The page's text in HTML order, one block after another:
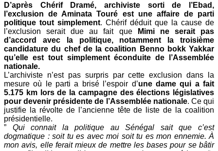
D’après Chérif Dramé, archiviste sorti de l’Ebad,
l’exclusion de Aminata Touré est une affaire de parti
politique tout simplement. Chérif déduit que la cause de
l’exclusion serait due au fait que
Mimi ne serait pas
d’accord avec la politique, notamment la troisième
candidature du chef de la coalition Benno bokk Yakkar
qu’elle est tout simplement éconduite de l’Assemblée
nationale.
L’archiviste n’est pas surpris par cette exclusion dans la
mesure où le parti a brisé l’espoir d’une dame qui a fait
5.175 km lors de la campagne des élections législatives
pour devenir présidente de l’Assemblée nationale. Ce qui
justifie la révolte de l’ancienne tête de liste de la coalition
présidentielle.
” Qui connait la politique au Sénégal sait que c’est
dogmatique : soit tu es avec moi soit tu es mon ennemie. À
mon avis, elle ferait mieux de mettre les bases pour se bâtir